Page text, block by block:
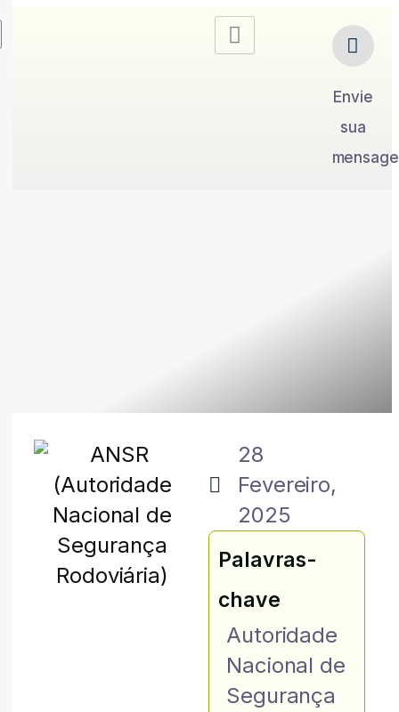
Envie
sua
28
Fevereiro,
2025
Palavras-
chave
Autoridade
Nacional de
Segurança